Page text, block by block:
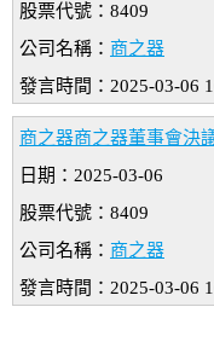
股票代號：8409
公司名稱： 商之器
發言時間：2025-03-06
商之器商之器董事會決
日期：2025-03-06
股票代號：8409
公司名稱： 商之器
發言時間：2025-03-06